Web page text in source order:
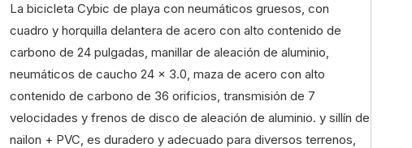
La bicicleta Cybic de playa con neumáticos gruesos, con
cuadro y horquilla delantera de acero con alto contenido de
carbono de 24 pulgadas, manillar de aleación de aluminio,
neumáticos de caucho 24 × 3.0, maza de acero con alto
contenido de carbono de 36 orificios, transmisión de 7
velocidades y frenos de disco de aleación de aluminio. y sillín de
nailon + PVC, es duradero y adecuado para diversos terrenos,